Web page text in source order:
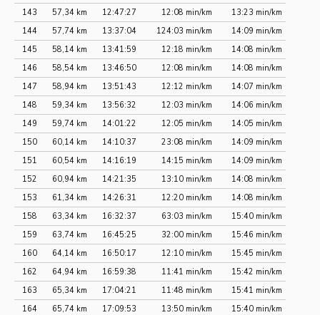
143
57,34 km 12:47:27 12:08 min/km
13:23 min/km
144
57,74 km 13:37:04 124:03 min/km
14:09 min/km
145
58,14 km 13:41:59 12:18 min/km
14:08 min/km
146
58,54 km 13:46:50 12:08 min/km
14:08 min/km
147
58,94 km 13:51:43 12:12 min/km
14:07 min/km
148
59,34 km 13:56:32 12:03 min/km
14:06 min/km
149
59,74 km 14:01:22 12:05 min/km
14:05 min/km
150
60,14 km 14:10:37 23:08 min/km
14:09 min/km
151
60,54 km 14:16:19 14:15 min/km
14:09 min/km
152
60,94 km 14:21:35 13:10 min/km
14:08 min/km
153
61,34 km 14:26:31 12:20 min/km
14:08 min/km
158
63,34 km 16:32:37 63:03 min/km
15:40 min/km
159
63,74 km 16:45:25 32:00 min/km
15:46 min/km
160
64,14 km 16:50:17 12:10 min/km
15:45 min/km
162
64,94 km 16:59:38 11:41 min/km
15:42 min/km
163
65,34 km 17:04:21 11:48 min/km
15:41 min/km
164
65,74 km 17:09:53 13:50 min/km
15:40 min/km